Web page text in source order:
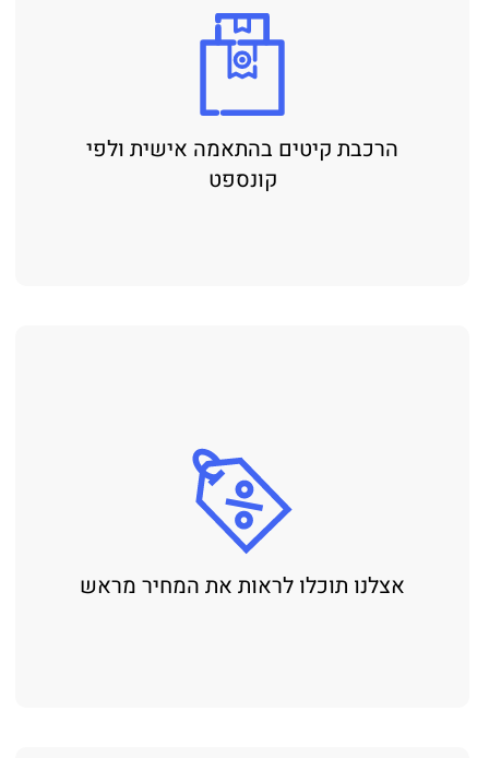
הרכבת קיטים בהתאמה אישית ולפי
קונספט
אצלנו תוכלו לראות את המחיר מראש